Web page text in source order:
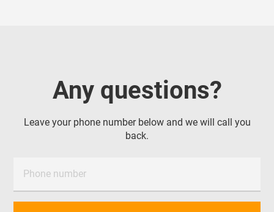
Any questions?
Leave your phone number below and we will call you
back.
Phone number